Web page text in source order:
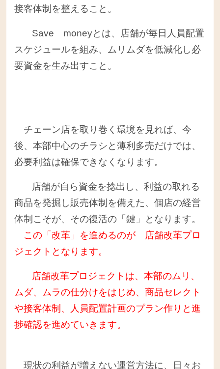
接客体制を整えること。
Save moneyとは、店舗が毎日人員配置
スケジュールを組み、ムリムダを低減化し必
要資金を生み出すこと。
チェーン店を取り巻く環境を見れば、今
後、本部中心のチラシと薄利多売だけでは、
必要利益は確保できなくなります。
店舗が自ら資金を捻出し、利益の取れる
商品を発掘し販売体制を備えた、個店の経営
体制こそが、その復活の「鍵」となります。
この「改革」を進めるのが 店舗改革プロ
ジェクトとなります。
店舗改革プロジェクトは、本部のムリ、
ムダ、ムラの仕分けをはじめ、商品セレクト
や接客体制、人員配置計画のプラン作りと進
捗確認を進めていきます。
現状の利益が増えない運営方法に、日々お